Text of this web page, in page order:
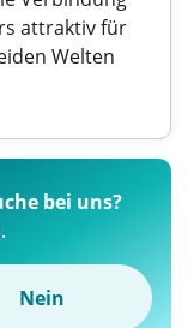
attraktiv für
Welten
bei uns?
Nein